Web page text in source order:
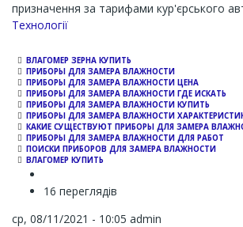
призначення за тарифами кур'єрського
Channel
Технології
ВЛАГОМЕР ЗЕРНА КУПИТЬ
ПРИБОРЫ ДЛЯ ЗАМЕРА ВЛАЖНОСТИ
ПРИБОРЫ ДЛЯ ЗАМЕРА ВЛАЖНОСТИ ЦЕНА
ПРИБОРЫ ДЛЯ ЗАМЕРА ВЛАЖНОСТИ ГДЕ ИСКАТЬ
ПРИБОРЫ ДЛЯ ЗАМЕРА ВЛАЖНОСТИ КУПИТЬ
ПРИБОРЫ ДЛЯ ЗАМЕРА ВЛАЖНОСТИ
КАКИЕ СУЩЕСТВУЮТ ПРИБОРЫ ДЛЯ ЗАМЕРА
ПРИБОРЫ ДЛЯ ЗАМЕРА ВЛАЖНОСТИ ДЛЯ РАБОТ
ПОИСКИ ПРИБОРОВ ДЛЯ ЗАМЕРА ВЛАЖНОСТИ
ВЛАГОМЕР КУПИТЬ
16 переглядів
ср, 08/11/2021 - 10:05 admin